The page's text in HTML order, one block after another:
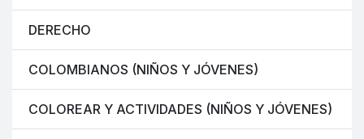
DERECHO
COLOMBIANOS (NIÑOS Y JÓVENES)
COLOREAR Y ACTIVIDADES (NIÑOS Y JÓVENES)